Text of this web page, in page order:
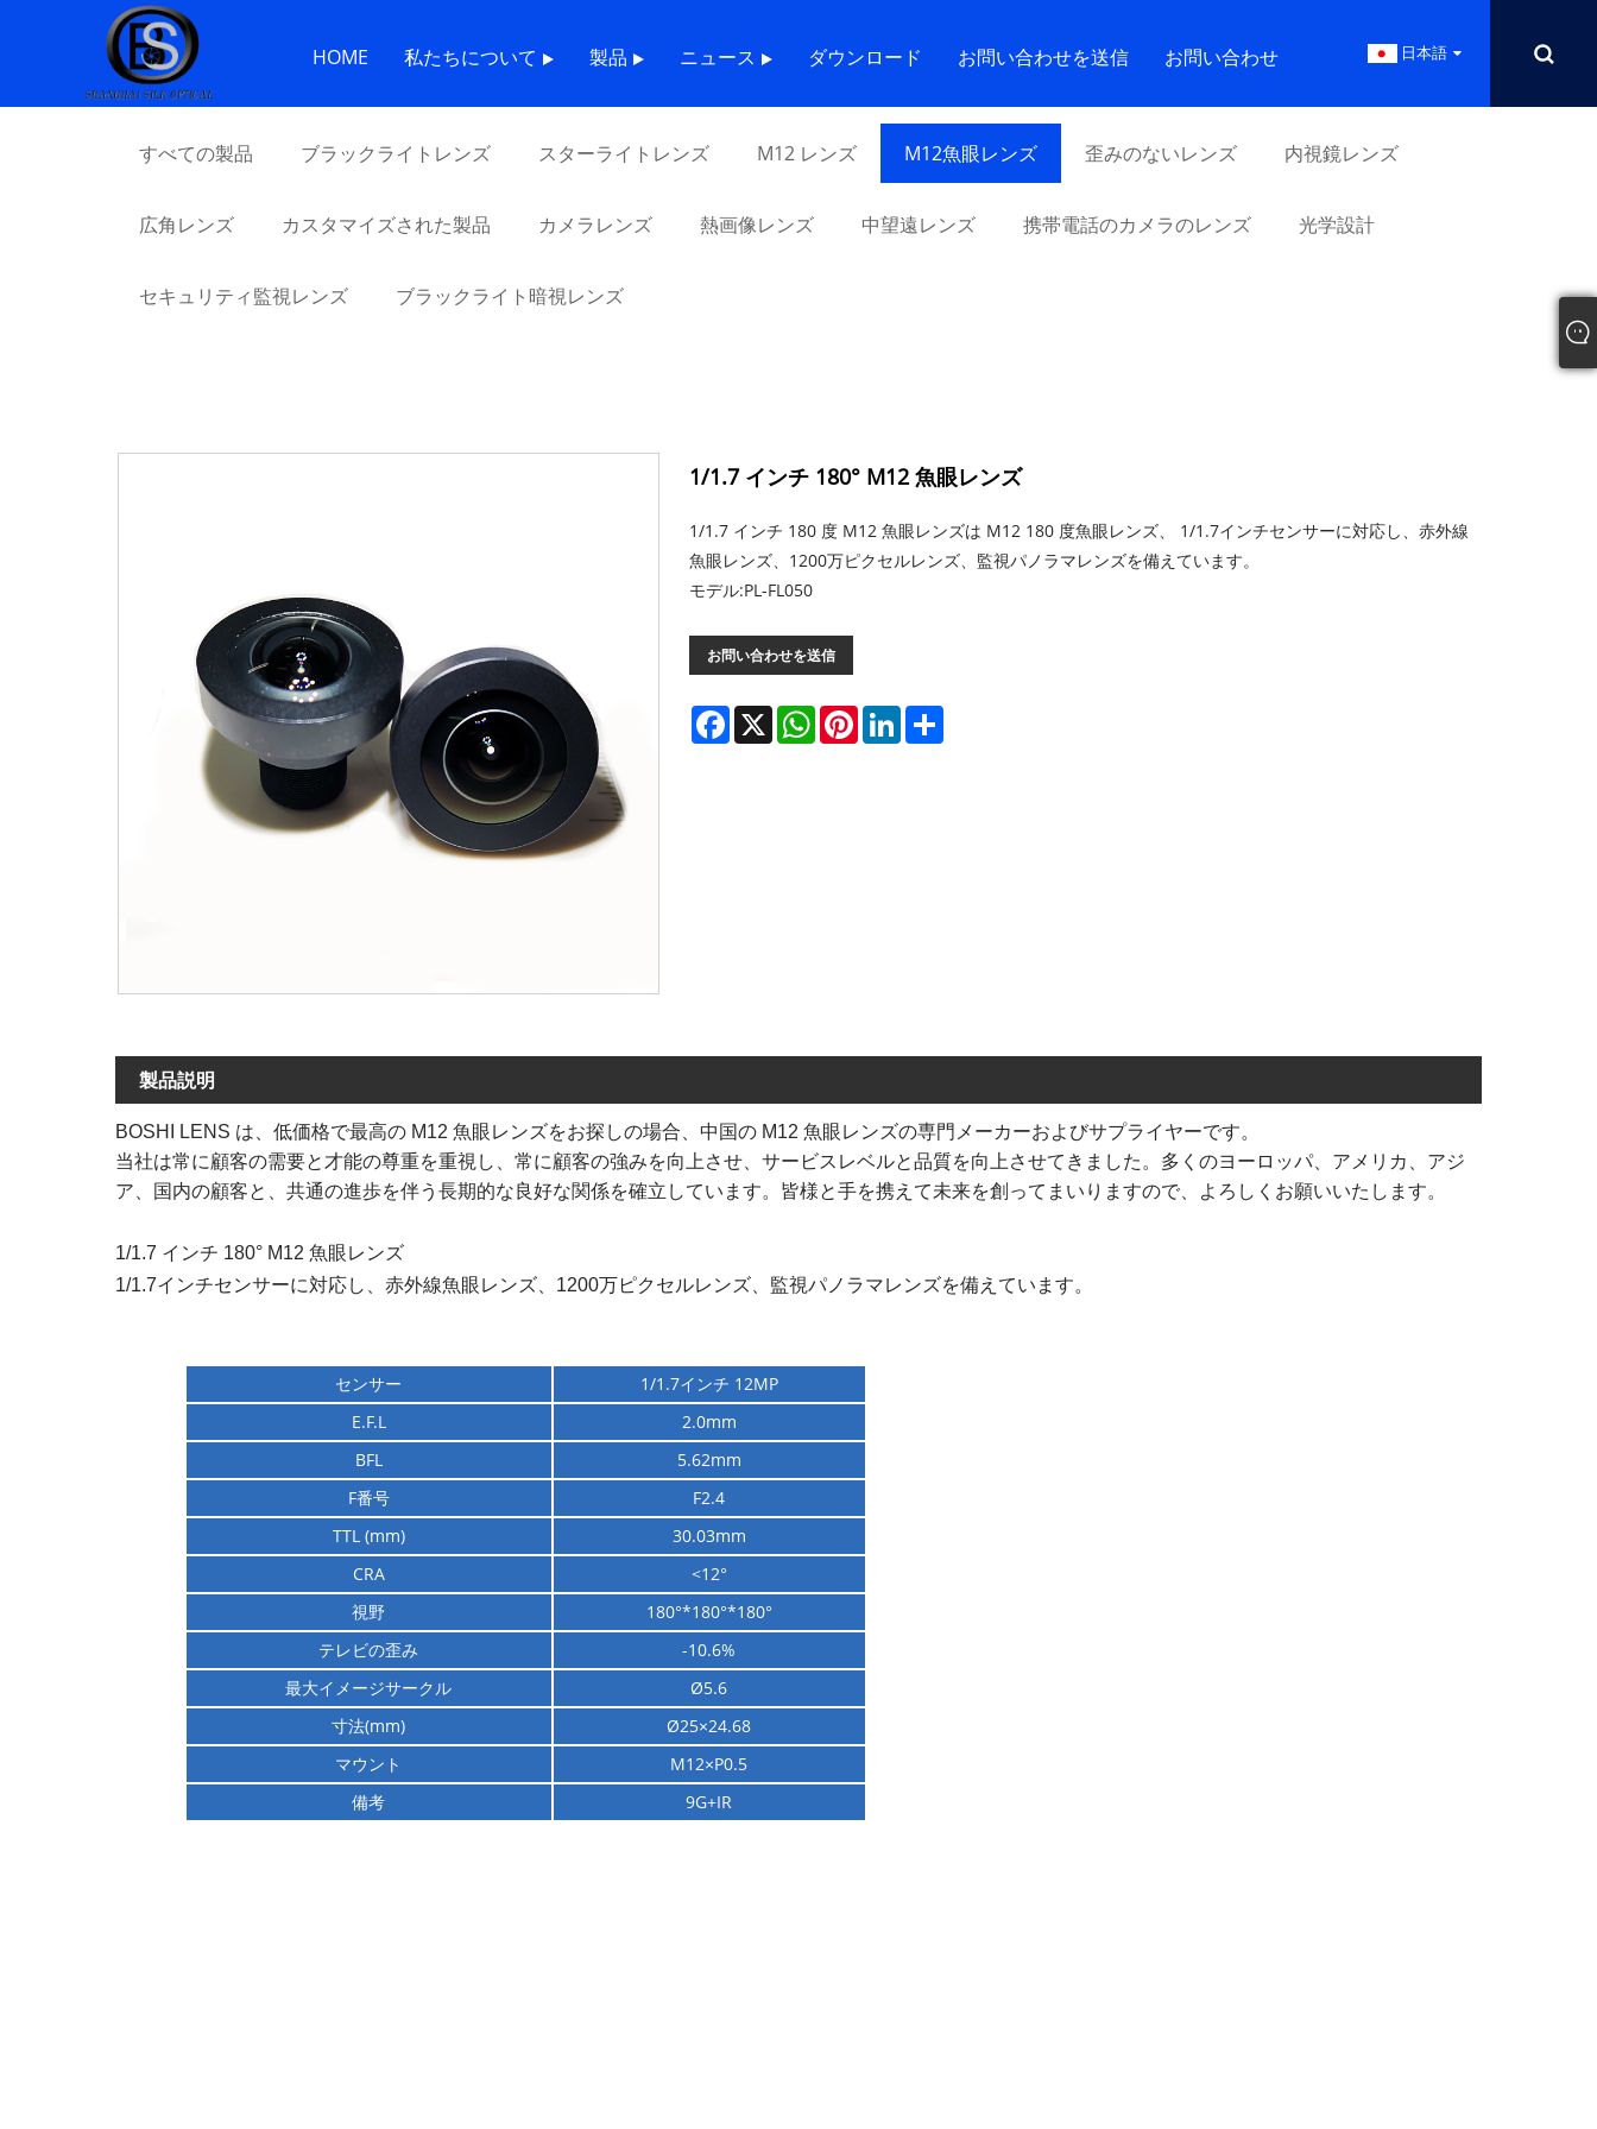
HOME 私たちについて 製品 ニュース ダウンロード お問い合わせを送信 お問い合わせ 日本語
家 > 製品>
すべての製品 ブラックライトレンズ スターライトレンズ M12 レンズ M12魚眼レンズ 歪みのないレンズ 内視鏡レンズ
広角レンズ カスタマイズされた製品 カメラレンズ 熱画像レンズ 中望遠レンズ 携帯電話のカメラのレンズ 光学設計
セキュリティ監視レンズ ブラックライト暗視レンズ
1/1.7 インチ 180° M12 魚眼レンズ
1/1.7 インチ 180 度 M12 魚眼レンズは M12 180 度魚眼レンズ、 1/1.7インチセンサーに対応し、赤外線
魚眼レンズ、1200万ピクセルレンズ、監視パノラマレンズを備えています。
モデル:PL-FL050
お問い合わせを送信
Facebook
X WhatsAppPinterestLinkedIn
製品説明
BOSHI LENS は、低価格で最高の M12 魚眼レンズをお探しの場合、中国の M12 魚眼レンズの専門メーカーおよびサプライヤーです。
当社は常に顧客の需要と才能の尊重を重視し、常に顧客の強みを向上させ、サービスレベルと品質を向上させてきました。多くのヨーロッパ、アメリカ、アジ
ア、国内の顧客と、共通の進歩を伴う長期的な良好な関係を確立しています。皆様と手を携えて未来を創ってまいりますので、よろしくお願いいたします。
1/1.7 インチ 180° M12 魚眼レンズ
1/1.7インチセンサーに対応し、赤外線魚眼レンズ、1200万ピクセルレンズ、監視パノラマレンズを備えています。
センサー
1/1.7インチ 12MP
E.F.L
2.0mm
BFL
5.62mm
F番号
F2.4
TTL (mm)
30.03mm
CRA
<12°
視野
180°*180°*180°
テレビの歪み
-10.6%
最大イメージサークル
Ø5.6
寸法(mm)
Ø25×24.68
マウント
M12×P0.5
備考
9G+IR